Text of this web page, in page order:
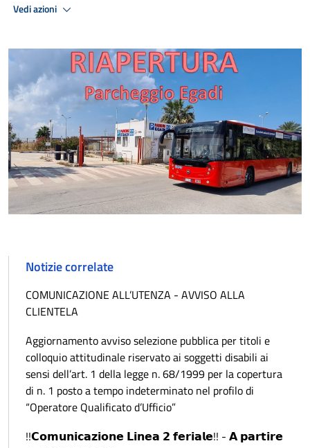
Vedi azioni
Notizie correlate
COMUNICAZIONE ALL’UTENZA - AVVISO ALLA
CLIENTELA
Aggiornamento avviso selezione pubblica per titoli e
colloquio attitudinale riservato ai soggetti disabili ai
sensi dell’art. 1 della legge n. 68/1999 per la copertura
di n. 1 posto a tempo indeterminato nel profilo di
“Operatore Qualificato d’Ufficio”
!!𝗖𝗼𝗺𝘂𝗻𝗶𝗰𝗮𝘇𝗶𝗼𝗻𝗲 𝗟𝗶𝗻𝗲𝗮 𝟮 𝗳𝗲𝗿𝗶𝗮𝗹𝗲!! - 𝗔 𝗽𝗮𝗿𝘁𝗶𝗿𝗲